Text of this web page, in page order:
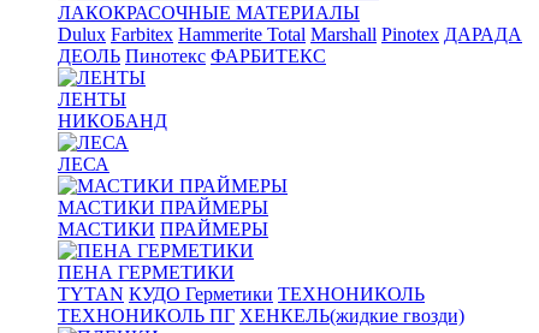
ЛАКОКРАСОЧНЫЕ МАТЕРИАЛЫ
Dulux Farbitex Hammerite Total Marshall Pinotex ДАРАДА
ДЕОЛЬ Пинотекс ФАРБИТЕКС
ЛЕНТЫ
НИКОБАНД
ЛЕСА
МАСТИКИ ПРАЙМЕРЫ
МАСТИКИ ПРАЙМЕРЫ
ПЕНА ГЕРМЕТИКИ
TYTAN КУДО Герметики ТЕХНОНИКОЛЬ
ТЕХНОНИКОЛЬ ПГ ХЕНКЕЛЬ(жидкие гвозди)